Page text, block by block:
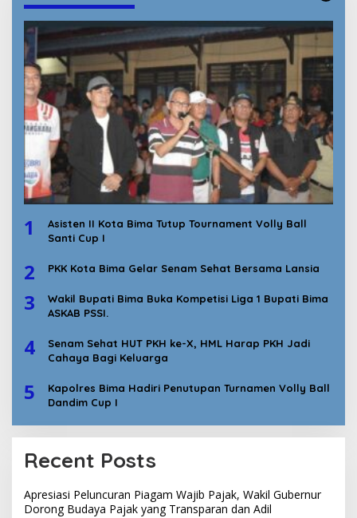
1
Asisten II Kota Bima Tutup Tournament Volly Ball
Santi Cup I
2 PKK Kota Bima Gelar Senam Sehat Bersama Lansia
3
Wakil Bupati Bima Buka Kompetisi Liga 1 Bupati Bima
ASKAB PSSI.
4
Senam Sehat HUT PKH ke-X, HML Harap PKH Jadi
Cahaya Bagi Keluarga
5
Kapolres Bima Hadiri Penutupan Turnamen Volly Ball
Dandim Cup I
Recent Posts
Apresiasi Peluncuran Piagam Wajib Pajak, Wakil Gubernur
Dorong Budaya Pajak yang Transparan dan Adil